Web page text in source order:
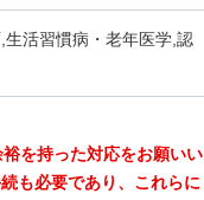
活習慣病・老年医学,認
を持った対応をお願いい
も必要であり、これらに